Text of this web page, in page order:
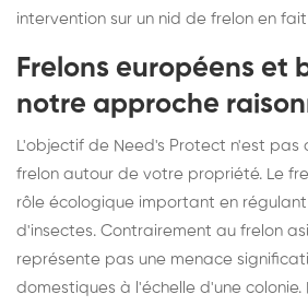
intervention sur un nid de frelon en
Frelons européens et
notre approche
L'objectif de Need's Protect n'est
frelon autour de votre propriété. Le
rôle écologique important en
d'insectes. Contrairement au frelon
représente pas une menace
domestiques à l'échelle d'une colonie.